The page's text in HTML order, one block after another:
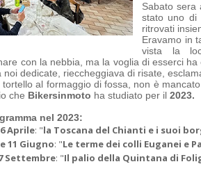
Sabato sera
stato uno di
ritrovati
Eravamo in
vista la
con la nebbia, ma la voglia di esserci
noi dedicate, rieccheggiava di risate,
al formaggio di fossa, non è
che Bikersinmoto ha studiato per il 2023.
nel 2023:
Aprile: "la Toscana del Chianti e i suoi
11 Giugno: "Le terme dei colli Euganei e
Settembre: "Il palio della Quintana di